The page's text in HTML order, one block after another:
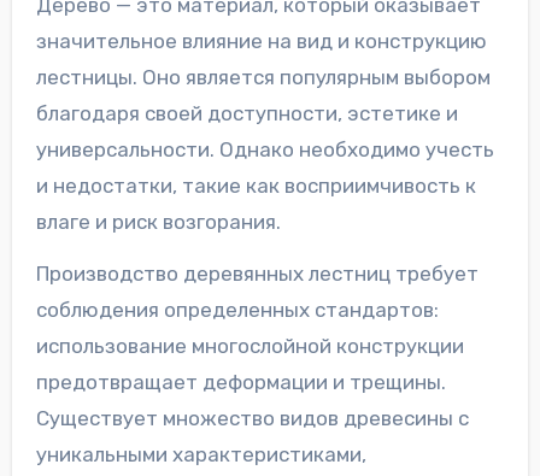
значительное влияние на вид и конструкцию
лестницы. Оно является популярным выбором
благодаря своей доступности, эстетике и
универсальности. Однако необходимо учесть
и недостатки, такие как восприимчивость к
влаге и риск возгорания.
Производство деревянных лестниц требует
соблюдения определенных стандартов:
использование многослойной конструкции
предотвращает деформации и трещины.
Существует множество видов древесины с
уникальными характеристиками,